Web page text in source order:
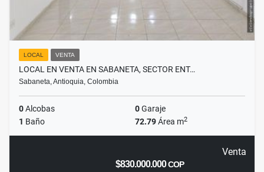
LOCAL VENTA
LOCAL EN VENTA EN SABANETA, SECTOR ENT…
Sabaneta, Antioquia, Colombia
0Alcobas 0Garaje
1 Baño 72.79Área m2
Venta
$830.000.000COP